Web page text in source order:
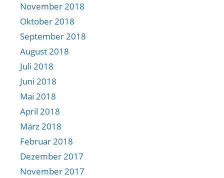
November 2018
Oktober 2018
September 2018
August 2018
Juli 2018
Juni 2018
Mai 2018
April 2018
März 2018
Februar 2018
Dezember 2017
November 2017